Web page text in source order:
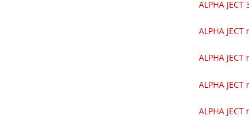
ALPHA
ALPHA
ALPHA
ALPHA
ALPHA